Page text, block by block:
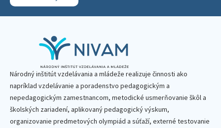
Národný inštitút vzdelávania a mládeže realizuje činnosti ako
napríklad vzdelávanie a poradenstvo pedagogickým a
nepedagogickým zamestnancom, metodické usmerňovanie škôl a
školských zariadení, aplikovaný pedagogický výskum,
organizovanie predmetových olympiád a súťaží, externé testovanie